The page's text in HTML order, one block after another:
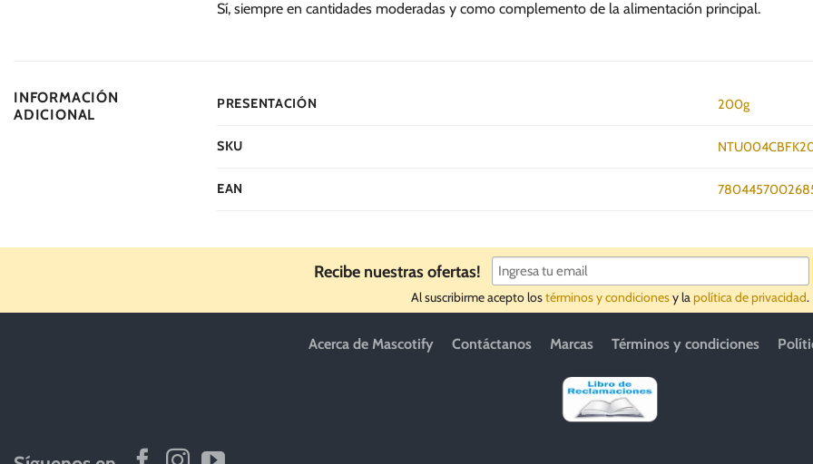
Sí, siempre en cantidades moderadas y como complemento de la alimentación principal.
INFORMACIÓN
ADICIONAL
PRESENTACIÓN 200g
SKU
EAN
Recibe nuestras ofertas!
Al suscribirme acepto lostérminos y condicionesy lapolítica de privacidad.
Acerca de Mascotify Contáctanos Marcas Términos y condiciones